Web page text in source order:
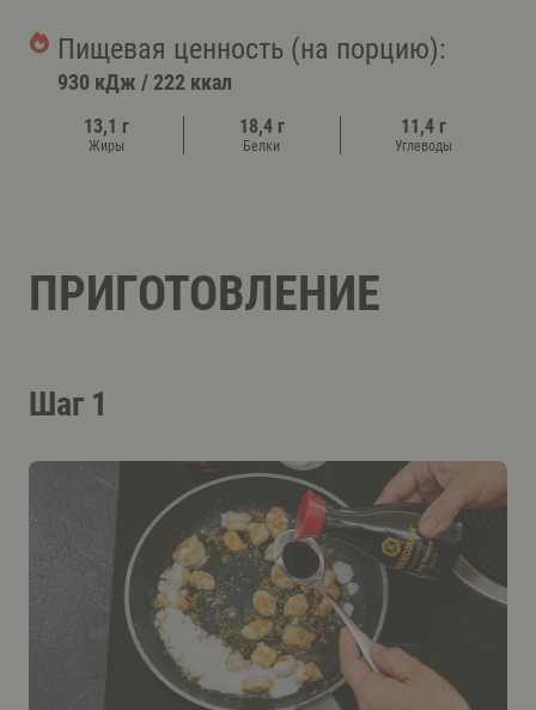
Пищевая ценность (на порцию):
930 кДж / 222 ккал
13,1 г
Жиры
18,4 г
Белки
11,4 г
Углеводы
ПРИГОТОВЛЕНИЕ
Шаг 1